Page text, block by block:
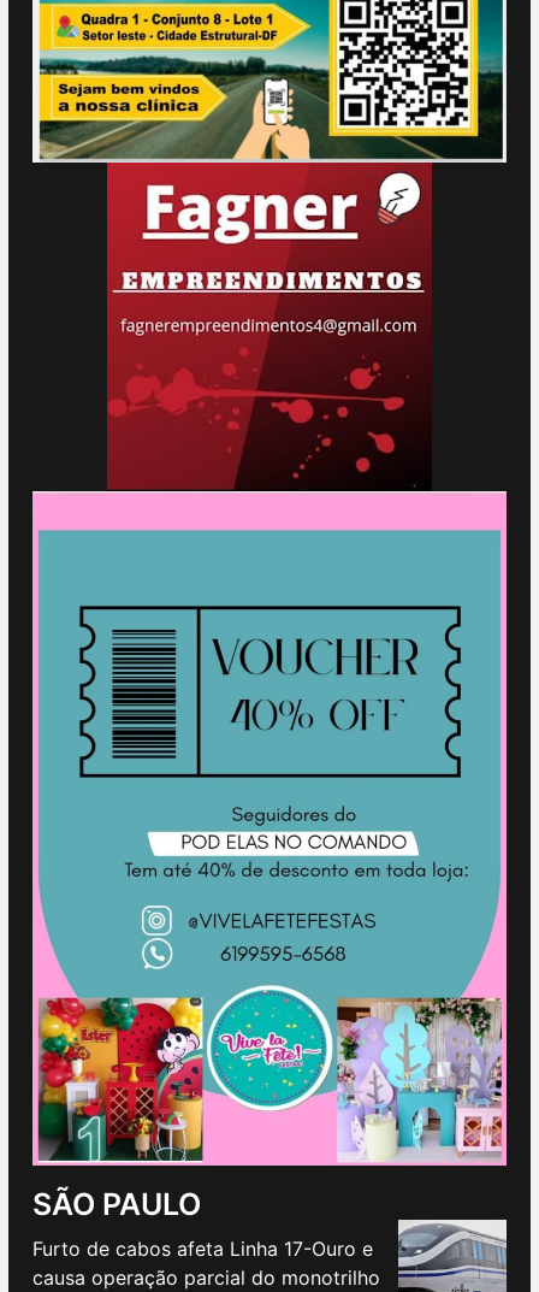
SÃO PAULO
Furto de cabos afeta Linha 17-Ouro e
causa operação parcial do monotrilho